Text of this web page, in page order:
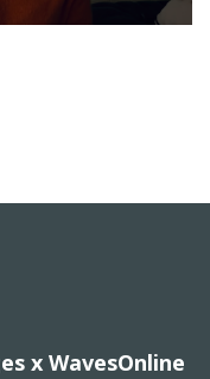
x WavesOnline